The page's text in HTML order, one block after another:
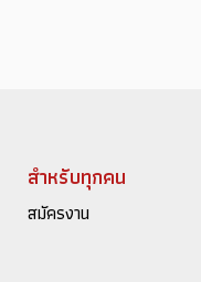
สำหรับทุกคน
สมัครงาน